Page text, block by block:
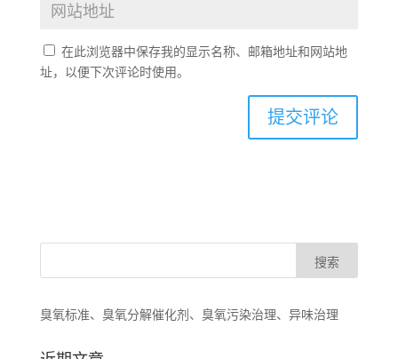
在此浏览器中保存我的显示名称、邮箱地址和网站地
址，以便下次评论时使用。
臭氧标准、臭氧分解催化剂、臭氧污染治理、异味治理